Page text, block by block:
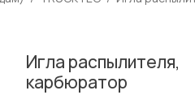
Игла распылителя,
карбюратор